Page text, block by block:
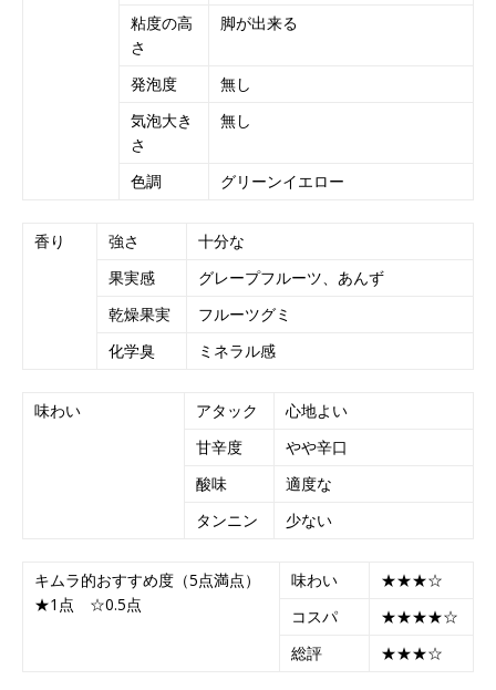
粘度の高
さ
脚が出来る
発泡度
無し
気泡大き
さ
無し
色調 グリーンイエロー
香り 強さ
十分な
果実感
グレープフルーツ、あんず
乾燥果実
フルーツグミ
化学臭
ミネラル感
味わい アタック
心地よい
甘辛度
やや辛口
酸味
適度な
タンニン
少ない
キムラ的おすすめ度（5点満点）
★1点 ☆0.5点
味わい
★★★☆
コスパ
★★★★☆
総評
★★★☆